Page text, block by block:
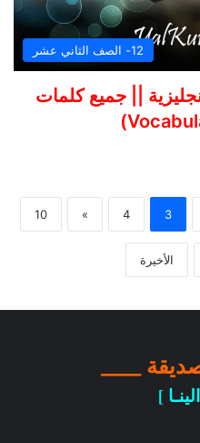
12- الصف الثاني عشر
|| جميع كلمات
3
4
»
10
الأخيرة
____
]